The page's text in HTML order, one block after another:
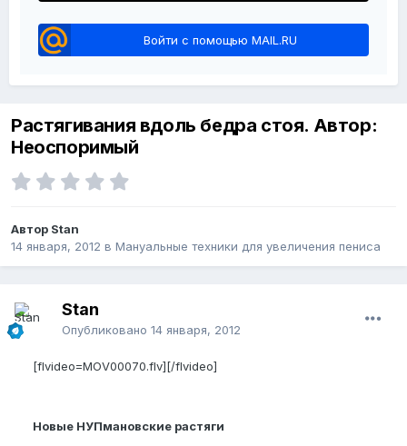
Войти с помощью MAIL.RU
Растягивания вдоль бедра стоя. Автор:
Неоспоримый
Автор Stan
14 января, 2012 в Мануальные техники для увеличения пениса
Stan
Опубликовано 14 января, 2012
[flvideo=MOV00070.flv][/flvideo]
Новые НУПмановские растяги